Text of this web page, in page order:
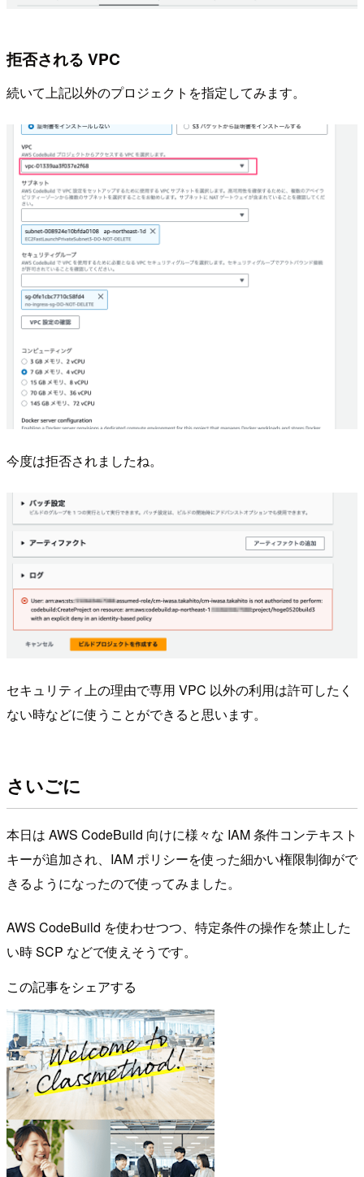
拒否される VPC
続いて上記以外のプロジェクトを指定してみます。
今度は拒否されましたね。
セキュリティ上の理由で専用 VPC 以外の利用は許可したく
ない時などに使うことができると思います。
さいごに
本日は AWS CodeBuild 向けに様々な IAM 条件コンテキスト
キーが追加され、IAM ポリシーを使った細かい権限制御がで
きるようになったので使ってみました。
AWS CodeBuild を使わせつつ、特定条件の操作を禁止した
い時 SCP などで使えそうです。
この記事をシェアする